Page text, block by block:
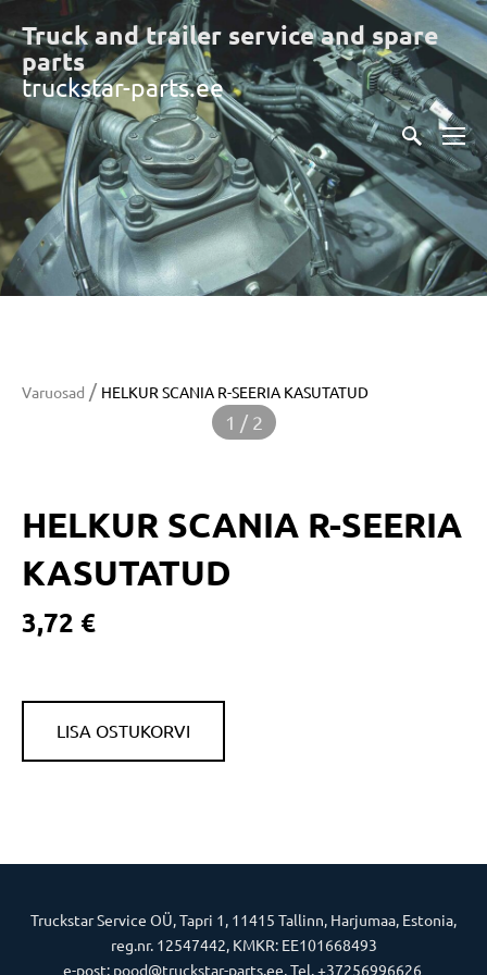
Truck and trailer service and spare
parts
truckstar-parts.ee
Varuosad / HELKUR SCANIA R-SEERIA KASUTATUD
1 / 2
HELKUR SCANIA R-SEERIA
KASUTATUD
3,72 €
LISA OSTUKORVI
Truckstar Service OÜ, Tapri 1, 11415 Tallinn, Harjumaa, Estonia,
reg.nr. 12547442, KMKR: EE101668493
e-post: pood@truckstar-parts.ee, Tel. +37256996626